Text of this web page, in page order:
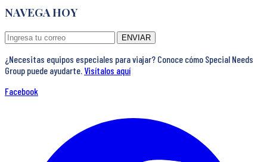
NAVEGA HOY
ENVIAR
¿Necesitas equipos especiales para viajar? Conoce cómo Special Needs
Group puede ayudarte. Visítalos aquí
Facebook